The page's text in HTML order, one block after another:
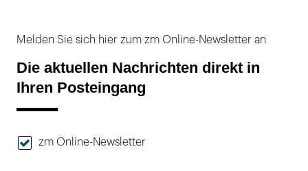
Melden Sie sich hier zum zm Online-Newsletter an
Die aktuellen Nachrichten direkt in
Ihren Posteingang
zm Online-Newsletter